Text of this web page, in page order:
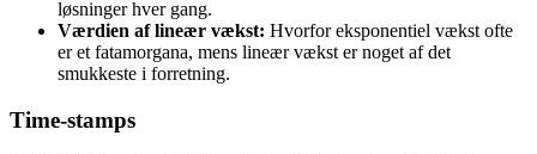
løsninger hver gang.
Værdien af lineær vækst: Hvorfor eksponentiel vækst ofte
er et fatamorgana, mens lineær vækst er noget af det
smukkeste i forretning.
Time-stamps